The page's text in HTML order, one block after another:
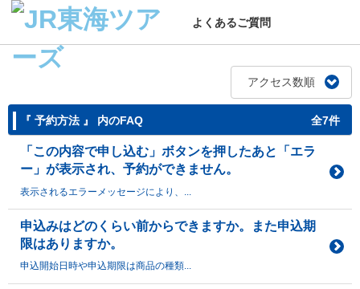
よくあるご質問
アクセス数順
『 予約方法 』 内のFAQ 全7件
「この内容で申し込む」ボタンを押したあと「エラ
ー」が表示され、予約ができません。
表示されるエラーメッセージにより、...
申込みはどのくらい前からできますか。また申込期
限はありますか。
申込開始日時や申込期限は商品の種類...